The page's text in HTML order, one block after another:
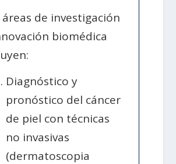
áreas de investigación
biomédica
Diagnóstico y
pronóstico del cáncer
de piel con técnicas
no invasivas
(dermatoscopia